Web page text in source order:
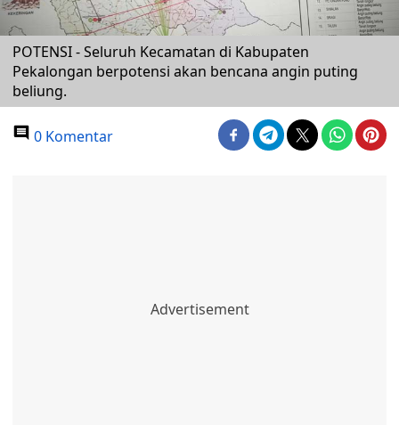
POTENSI - Seluruh Kecamatan di Kabupaten
Pekalongan berpotensi akan bencana angin puting
beliung.
0 Komentar